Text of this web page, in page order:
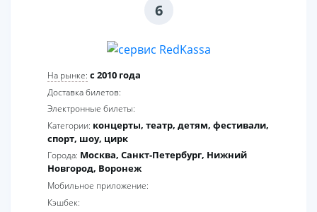
6
На рынке: c 2010 года
Доставка билетов:
Электронные билеты:
Категории: концерты, театр, детям, фестивали,
спорт, шоу, цирк
Города: Москва, Санкт-Петербург, Нижний
Новгород, Воронеж
Мобильное приложение:
Кэшбек: